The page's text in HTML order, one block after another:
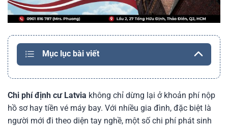
Mục lục bài viết
Chi phí định cư Latvia không chỉ dừng lại ở khoản phí nộp
hồ sơ hay tiền vé máy bay. Với nhiều gia đình, đặc biệt là
người mới đi theo diện tay nghề, một số chi phí phát sinh